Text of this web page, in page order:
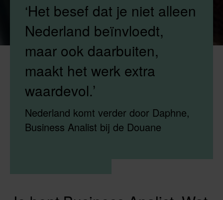
‘Het besef dat je niet alleen
Nederland beïnvloedt,
maar ook daarbuiten,
maakt het werk extra
waardevol.’
Nederland komt verder door Daphne,
Business Analist bij de Douane